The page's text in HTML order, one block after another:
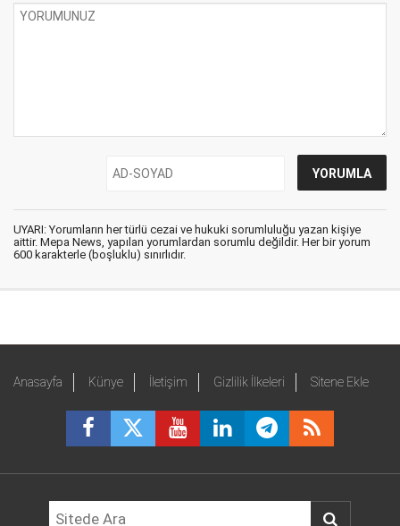
UYARI: Yorumların her türlü cezai ve hukuki sorumluluğu yazan kişiye
aittir. Mepa News, yapılan yorumlardan sorumlu değildir. Her bir yorum
600 karakterle (boşluklu) sınırlıdır.
Anasayfa Künye İletişim Gizlilik İlkeleri Sitene Ekle